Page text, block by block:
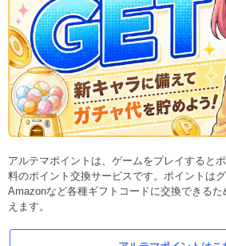
アルテマポイントは、ゲームをプレイすると
料のポイント交換サービスです。ポイントは
Amazonなど各種ギフトコードに交換できる
えます。